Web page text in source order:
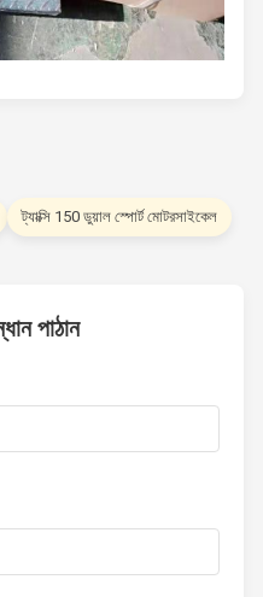
ট্যাক্সি 150 ডুয়াল স্পোর্ট মোটরসাইকেল
পাঠান